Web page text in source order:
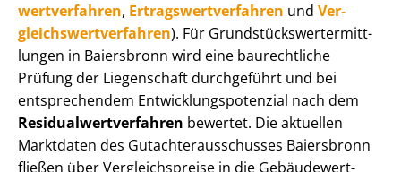
wert­ver­fah­ren, Er­trags­wert­ver­fah­ren und Ver­
gleichs­wert­ver­fah­ren). Für Grund­stücks­wert­ermitt­
lun­gen in Baiersbronn wird eine baurechtliche
Prüfung der Liegenschaft durchgeführt und bei
entsprechendem Ent­wick­lungs­po­ten­zi­al nach dem
Re­si­du­al­wert­ver­fah­ren bewertet. Die aktuellen
Marktdaten des Gut­ach­ter­aus­schus­ses Baiersbronn
fließen über Ver­gleichs­prei­se in die Ge­bäu­de­wert­